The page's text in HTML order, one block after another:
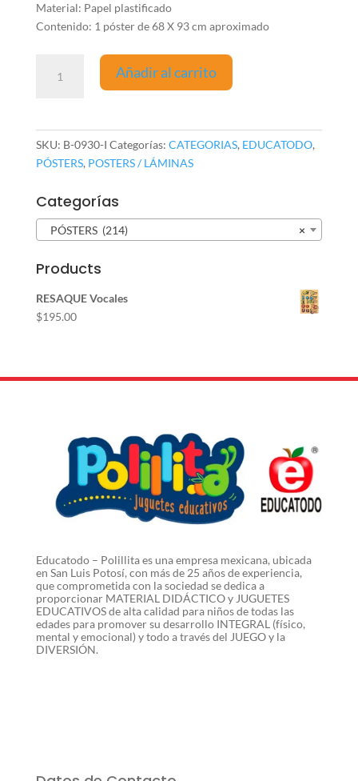
Material: Papel plastificado
Contenido: 1 póster de 68 X 93 cm aproximado
Recórtame
Añadir al carrito
SKU: B-0930-I Categorías: CATEGORIAS, EDUCATODO,
PÓSTERS, POSTERS / LÁMINAS
Categorías
×
PÓSTERS (214)
Products
RESAQUE Vocales
$195.00
Educatodo – Polillita es una empresa mexicana, ubicada
en San Luis Potosí, con más de 25 años de experiencia,
que comprometida con la sociedad se dedica a
proporcionar MATERIAL DIDÁCTICO y JUGUETES
EDUCATIVOS de alta calidad para niños de todas las
edades para promover su desarrollo INTEGRAL (físico,
mental y emocional) y todo a través del JUEGO y la
DIVERSIÓN.